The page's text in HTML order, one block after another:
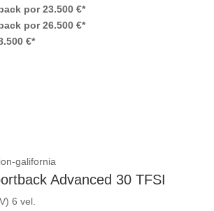
por 23.500 €*
por 26.500 €*
€*
Advanced 30 TFSI
6 vel.